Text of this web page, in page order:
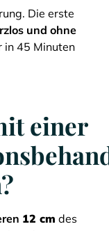
Die erste
und ohne
in 45 Minuten
einer
12 cm des